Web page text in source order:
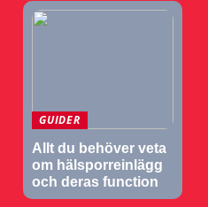
GUIDER
Allt du behöver veta
om hälsporreinlägg
och deras function